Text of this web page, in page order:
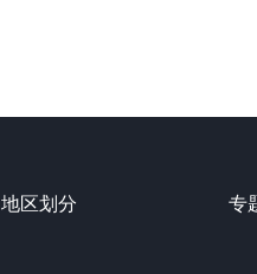
地区划分 专